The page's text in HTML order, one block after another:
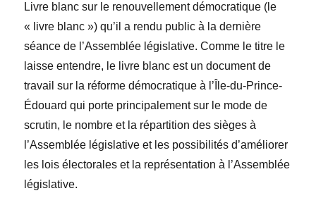
Livre blanc sur le renouvellement démocratique (le
« livre blanc ») qu’il a rendu publicà la dernière
séance de l’Assemblée législative. Comme le titre le
laisse entendre, le livre blanc est un document de
travail sur la réforme démocratique à l’ Île-du-Prince-
Édouard qui porte principalement sur le mode de
scrutin, le nombre et la répartition des sièges à
l’Assemblée législative et les possibilités d’améliorer
les lois électorales et la représentation à l’Assemblée
législative.